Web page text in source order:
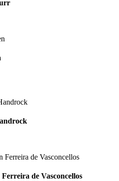
de Vasconcellos